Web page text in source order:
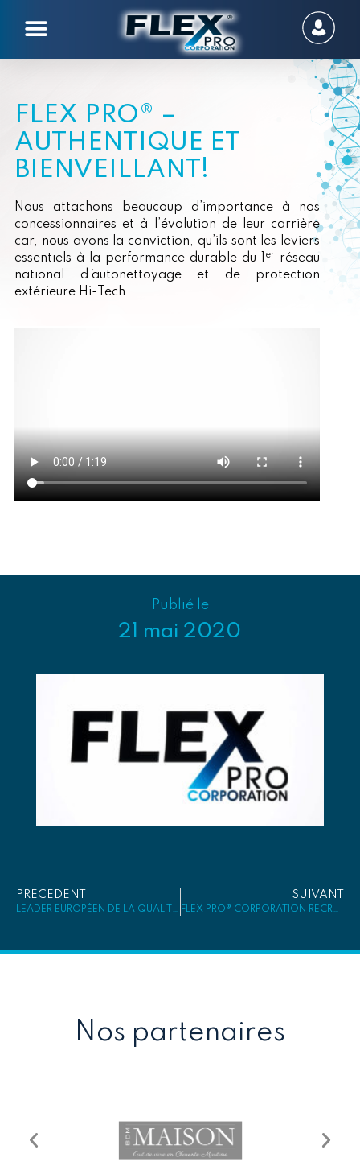
FLEX PRO® –
AUTHENTIQUE ET
BIENVEILLANT!
Nous attachons beaucoup d’importance à nos
concessionnaires et à l’évolution de leur carrière
car, nous avons la conviction, qu’ils sont les leviers
essentiels à la performance durable du 1
er réseau
national d autonettoyage et de protection
extérieure Hi-Tech.
Publié le
21 mai 2020
PRÉCÉDENT
LEADER EUROPÉEN DE LA QUALITÉ 2020!!!
SUIVANT
FLEX PRO® CORPORATION RECRUTE !
Nos partenaires